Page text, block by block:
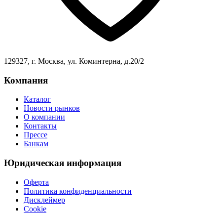
129327, г. Москва, ул. Коминтерна, д.20/2
Компания
Каталог
Новости рынков
О компании
Контакты
Прессе
Банкам
Юридическая информация
Оферта
Политика конфиденциальности
Дисклеймер
Cookie